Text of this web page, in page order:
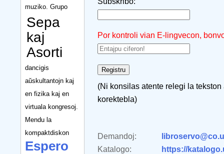
muziko. Grupo
Sepa
kaj
Asorti
dancigis
aŭskultantojn kaj
en fizika kaj en
virtuala kongresoj.
Mendu la
kompaktdiskon
Espero
Por kontroli vian E-lingvecon,
(Ni konsilas atente relegi la
korektebla)
Demandoj:
Katalogo:
https://